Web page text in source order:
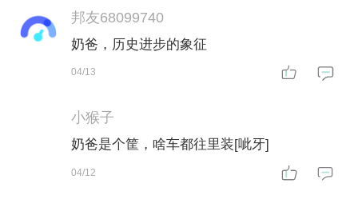
邦友68099740
奶爸，历史进步的象征
04/13
小猴子
奶爸是个筐，啥车都往里装[呲牙]
04/12